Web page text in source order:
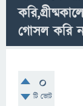
গোসল করি
0
টি ভোট